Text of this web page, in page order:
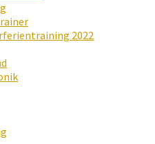
2022